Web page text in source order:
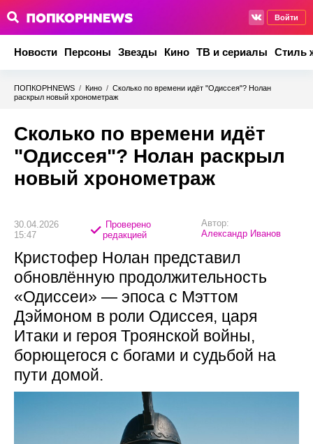
Войти
Новости Персоны Звезды Кино ТВ и сериалы Стиль
ПОПКОРНNEWS / Кино / Сколько по времени идёт "Одиссея"? Нолан
раскрыл новый хронометраж
Сколько по времени идёт
"Одиссея"? Нолан раскрыл
новый хронометраж
30.04.2026
15:47
Проверено
редакцией
Автор:
Александр Иванов
Кристофер Нолан представил
обновлённую продолжительность
«Одиссеи» — эпоса с Мэттом
Дэймоном в роли Одиссея, царя
Итаки и героя Троянской войны,
борющегося с богами и судьбой на
пути домой.